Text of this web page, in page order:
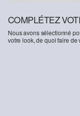
COMPLÉTEZ
Nous avons sélectionné
votre look, de quoi faire de